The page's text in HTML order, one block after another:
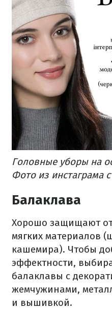
Головные уборы на
Фото из инстаграма
Балаклава
Хорошо защищают
мягких материалов
кашемира). Чтобы
эффектности,
балаклавы с
жемчужинами,
и вышивкой.